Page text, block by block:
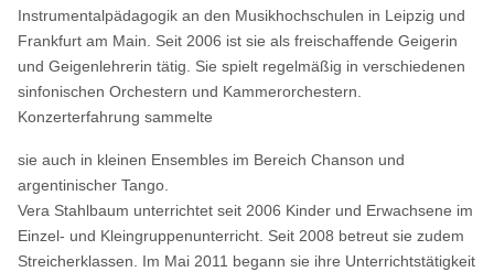
Instrumentalpädagogik an den Musikhochschulen in Leipzig und
Frankfurt am Main. Seit 2006 ist sie als freischaffende Geigerin
und Geigenlehrerin tätig. Sie spielt regelmäßig in verschiedenen
sinfonischen Orchestern und Kammerorchestern.
Konzerterfahrung sammelte
sie auch in kleinen Ensembles im Bereich Chanson und
argentinischer Tango.
Vera Stahlbaum unterrichtet seit 2006 Kinder und Erwachsene im
Einzel- und Kleingruppenunterricht. Seit 2008 betreut sie zudem
Streicherklassen. Im Mai 2011 begann sie ihre Unterrichtstätigkeit